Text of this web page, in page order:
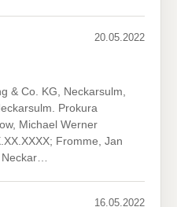
20.05.2022
& Co. KG, Neckarsulm,
Prokura
Michael Werner
Fromme, Jan
16.05.2022